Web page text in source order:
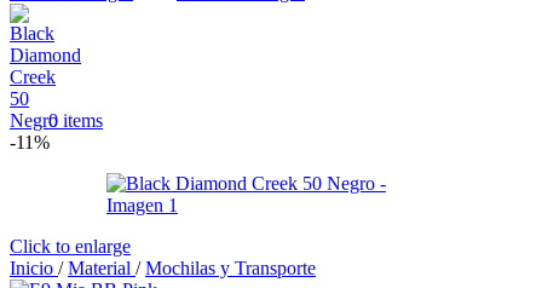
0 items
-11%
Click to enlarge
Inicio / Material / Mochilas y Transporte